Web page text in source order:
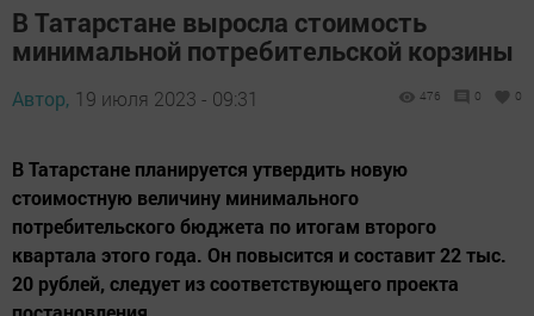
В Татарстане выросла стоимость
минимальной потребительской корзины
Автор, 19 июля 2023 - 09:31 476 0 0
В Татарстане планируется утвердить новую
стоимостную величину минимального
потребительского бюджета по итогам второго
квартала этого года. Он повысится и составит 22 тыс.
20 рублей, следует из соответствующего проекта